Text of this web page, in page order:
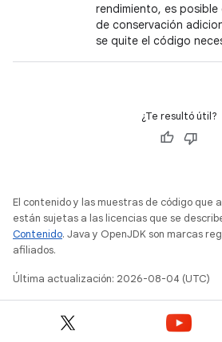
rendimiento, es
de conservación
se quite el código
¿Te resultó útil?
El contenido y las muestras de código que
están sujetas a las licencias que se
Contenido. Java y OpenJDK son marcas
afiliados.
Última actualización: 2026-08-04 (UTC)